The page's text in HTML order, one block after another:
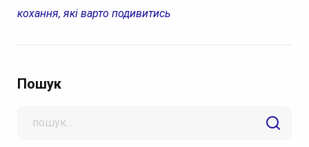
кохання, які варто подивитись
Пошук